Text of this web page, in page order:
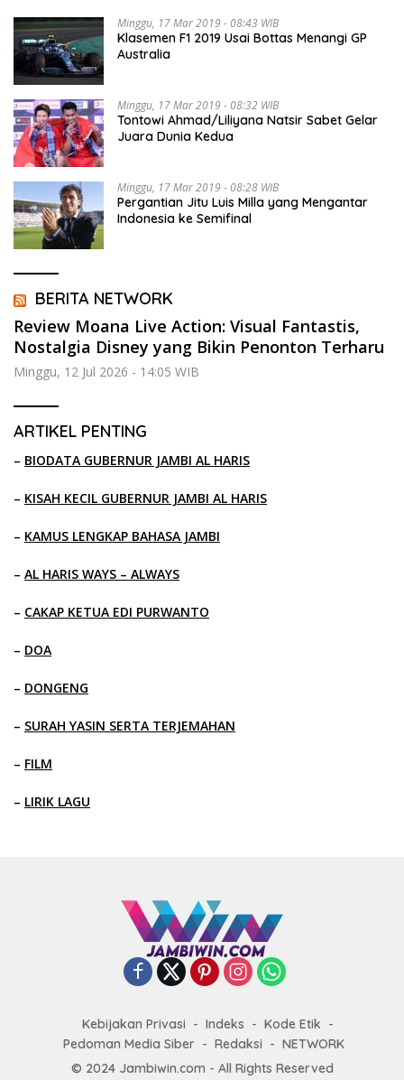
Minggu, 17 Mar 2019 - 08:43 WIB
Klasemen F1 2019 Usai Bottas Menangi GP
Australia
Minggu, 17 Mar 2019 - 08:32 WIB
Tontowi Ahmad/Liliyana Natsir Sabet Gelar
Juara Dunia Kedua
Minggu, 17 Mar 2019 - 08:28 WIB
Pergantian Jitu Luis Milla yang Mengantar
Indonesia ke Semifinal
BERITA NETWORK
Review Moana Live Action: Visual Fantastis,
Nostalgia Disney yang Bikin Penonton Terharu
Minggu, 12 Jul 2026 - 14:05 WIB
ARTIKEL PENTING
– BIODATA GUBERNUR JAMBI AL HARIS
– KISAH KECIL GUBERNUR JAMBI AL HARIS
– KAMUS LENGKAP BAHASA JAMBI
– AL HARIS WAYS – ALWAYS
– CAKAP KETUA EDI PURWANTO
– DOA
– DONGENG
– SURAH YASIN SERTA TERJEMAHAN
– FILM
– LIRIK LAGU
Kebijakan Privasi Indeks
Kode Etik
Pedoman Media Siber
Redaksi
NETWORK
© 2024 Jambiwin.com - All Rights Reserved